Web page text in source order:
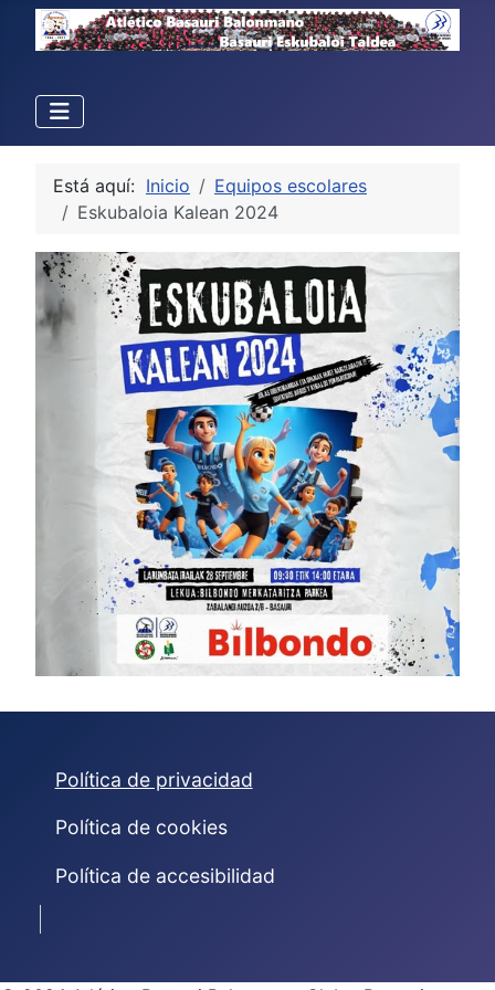
Está aquí: Inicio
Equipos escolares
Eskubaloia Kalean 2024
Política de privacidad
Política de cookies
Política de accesibilidad